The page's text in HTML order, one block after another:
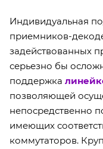
Индивидуальная
приемников-
задействованных
серьезно бы
поддержка
позволяющей
непосредственно
имеющих
коммутаторов.